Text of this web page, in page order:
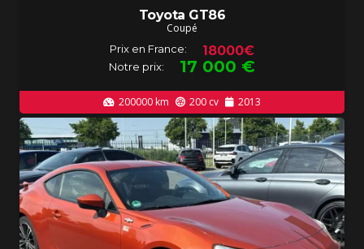
Toyota GT86
Coupé
Prix en France: 18000€
Notre prix: 17 000 €
200000 km 200cv 2013